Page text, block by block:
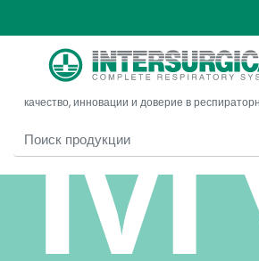
United Kingdom
United States
Belgique, Français
Canada, English
Canada, Français
качество, инновации и доверие в